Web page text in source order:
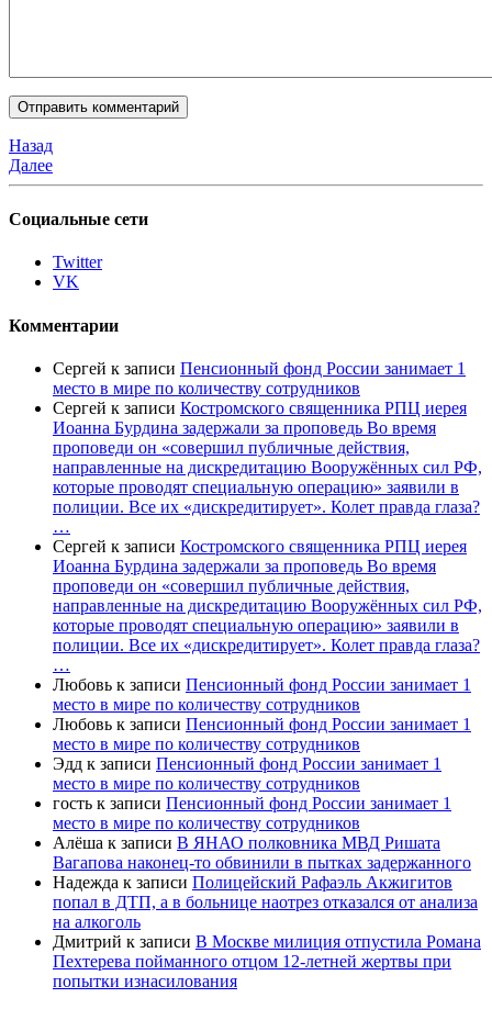
Назад
Далее
Социальные сети
Twitter
VK
Комментарии
Сергей к записи Пенсионный фонд России занимает 1
место в мире по количеству сотрудников
Сергей к записи Костромского священника РПЦ иерея
Иоанна Бурдина задержали за проповедь Во время
проповеди он «совершил публичные действия,
направленные на дискредитацию Вооружённых сил РФ,
которые проводят специальную операцию» заявили в
полиции. Все их «дискредитирует». Колет правда глаза?
…
Сергей к записи Костромского священника РПЦ иерея
Иоанна Бурдина задержали за проповедь Во время
проповеди он «совершил публичные действия,
направленные на дискредитацию Вооружённых сил РФ,
которые проводят специальную операцию» заявили в
полиции. Все их «дискредитирует». Колет правда глаза?
…
Любовь к записи Пенсионный фонд России занимает 1
место в мире по количеству сотрудников
Любовь к записи Пенсионный фонд России занимает 1
место в мире по количеству сотрудников
Эдд к записи Пенсионный фонд России занимает 1
место в мире по количеству сотрудников
гость к записи Пенсионный фонд России занимает 1
место в мире по количеству сотрудников
Алёша к записи В ЯНАО полковника МВД Ришата
Вагапова наконец-то обвинили в пытках задержанного
Надежда к записи Полицейский Рафаэль Акжигитов
попал в ДТП, а в больнице наотрез отказался от анализа
на алкоголь
Дмитрий к записи В Москве милиция отпустила Романа
Пехтерева пойманного отцом 12-летней жертвы при
попытки изнасилования